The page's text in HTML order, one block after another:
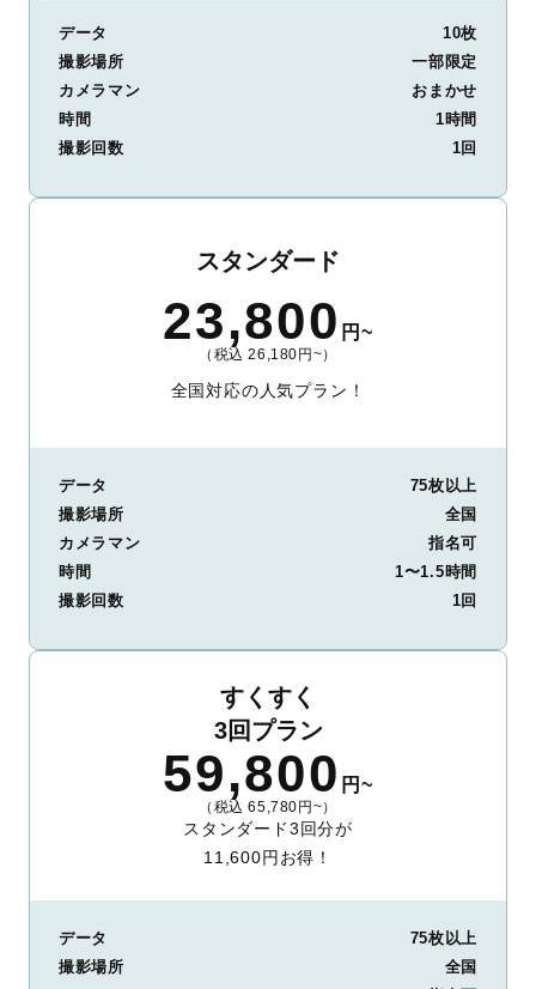
データ
10枚
撮影場所
一部限定
カメラマン
おまかせ
時間
1時間
撮影回数
1回
スタンダード
23,800 円~
（税込 26,180円~）
全国対応の人気プラン！
データ
75枚以上
撮影場所
全国
カメラマン
指名可
時間
1〜1.5時間
撮影回数
1回
すくすく
3回プラン
59,800 円~
（税込 65,780円~）
スタンダード3回分が
11,600円お得！
データ
75枚以上
撮影場所
全国